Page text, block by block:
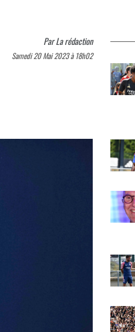
ParLa rédaction
Samedi 20 Mai 2023 à 18h02